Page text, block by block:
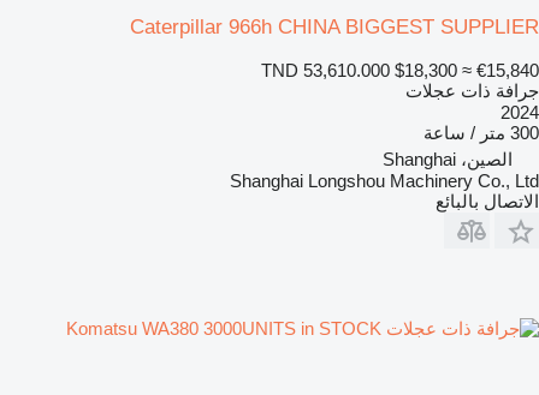
Caterpillar 966h CHINA BIGGEST SUPPLIER
TND 53,610.000 $18,300 ≈ €15,840
جرافة ذات عجلات
2024
300 متر / ساعة
الصين، Shanghai
Shanghai Longshou Machinery Co., Ltd
الاتصال بالبائع